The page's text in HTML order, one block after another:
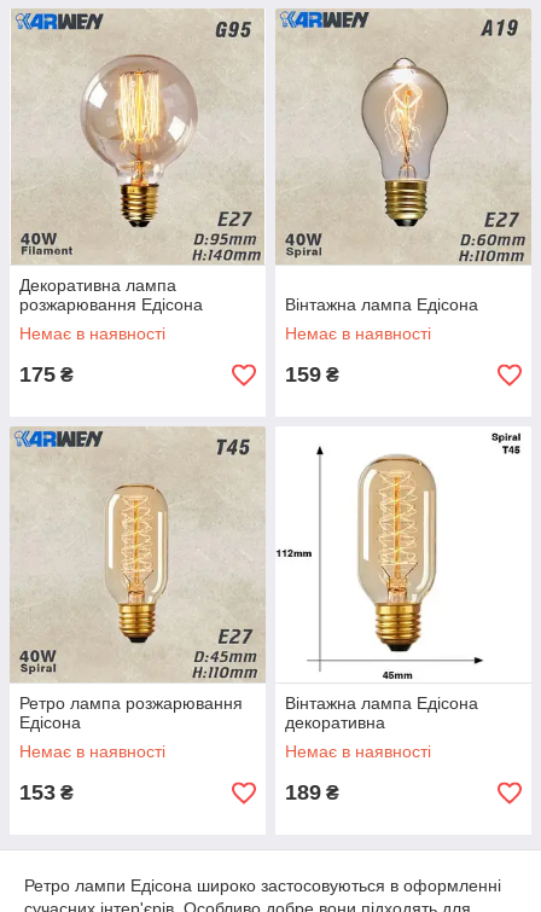
Декоративна лампа
розжарювання Едісона
Немає в наявності
175 ₴
Вінтажна лампа Едісона
Немає в наявності
159 ₴
Ретро лампа розжарювання
Едісона
Немає в наявності
153 ₴
Вінтажна лампа Едісона
декоративна
Немає в наявності
189 ₴
Ретро лампи Едісона широко застосовуються в оформленні